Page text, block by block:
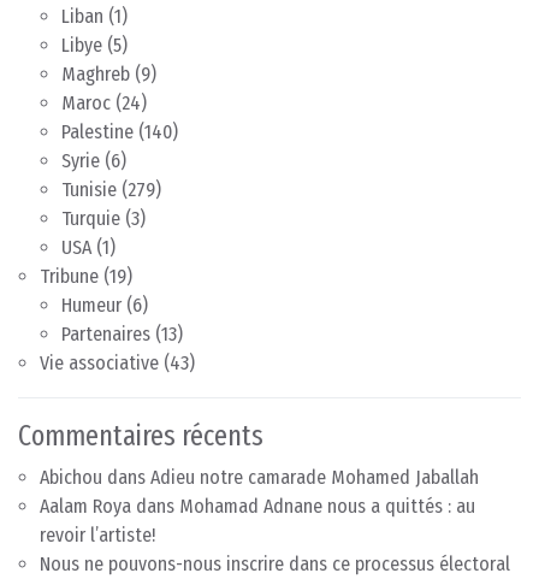
Liban (1)
Libye (5)
Maghreb (9)
Maroc (24)
Palestine (140)
Syrie (6)
Tunisie (279)
Turquie (3)
USA(1)
Tribune (19)
Humeur (6)
Partenaires (13)
Vie associative (43)
Commentaires récents
Abichou dans Adieu notre camarade Mohamed Jaballah
Aalam Roya dans Mohamad Adnane nous a quittés : au
revoir l’artiste!
Nous ne pouvons-nous inscrire dans ce processus électoral